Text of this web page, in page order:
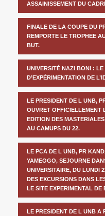
ASSAINISSEMENT DU
FINALE DE LA COUPE DU
REMPORTE LE TROPHEE
BUT.
UNIVERSITÉ NAZI BONI :
D’EXPÉRIMENTATION DE
LE PRESIDENT DE L UNB,
OUVRET OFFICIELLEMENT
EDITION DES
AU CAMUPS DU 22.
LE PCA DE L UNB, PR
YAMEOGO, SEJOURNE
UNIVERSITAIRE, DU LUNDI
DES EXCURSIONS DANS
LE SITE EXPERIMENTAL DE
LE PRESIDENT DE L UNB A